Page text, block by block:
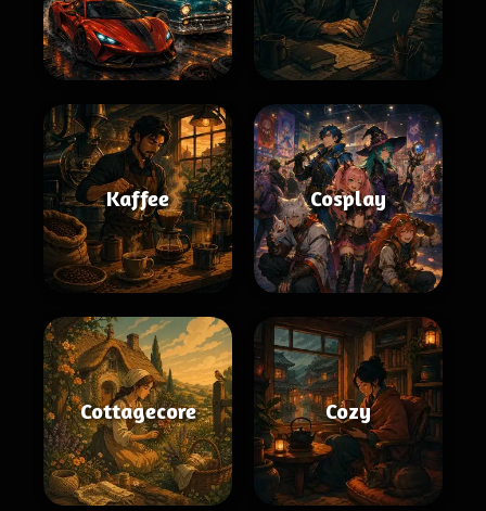
Kaffee Cosplay
Cottagecore Cozy